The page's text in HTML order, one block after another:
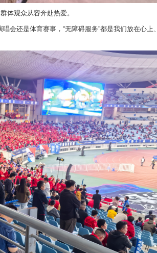
体观众从容奔赴热爱。
会还是体育赛事，“无障碍服务”都是我们放在心上、